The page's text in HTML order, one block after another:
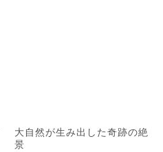
大自然が生み出した奇跡の絶
景